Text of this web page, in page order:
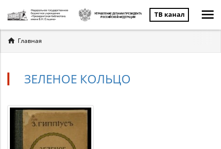
ТВ канал
Вы
здесь
Главная
ЗЕЛЕНОЕ КОЛЬЦО